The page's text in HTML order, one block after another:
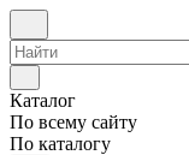
Каталог
По всему сайту
По каталогу